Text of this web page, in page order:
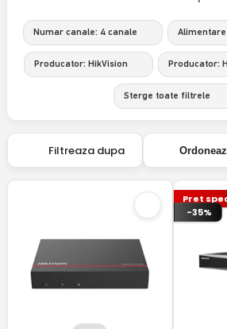
Numar canale: 4 canale Alimentare
Producator: HikVision Producator:
Sterge toate filtrele
Filtreaza dupa
Pret
-35%